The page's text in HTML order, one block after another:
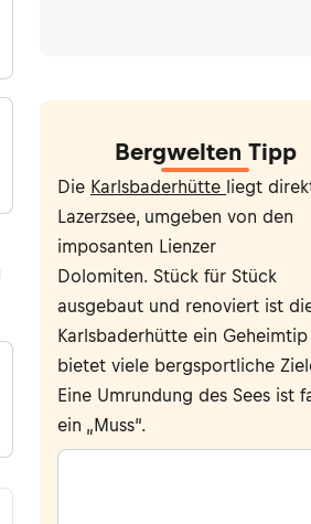
Bergwelten Tipp
Die Karlsbaderhütte liegt
Lazerzsee, umgeben von den
imposanten Lienzer
Dolomiten. Stück für Stück
ausgebaut und renoviert ist
Karlsbaderhütte ein Geheimtip
bietet viele bergsportliche
Eine Umrundung des Sees ist
ein „Muss“.